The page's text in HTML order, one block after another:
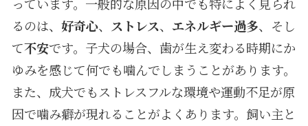
っています。一般的な原因の中でも特によく見られ
るのは、 好奇心、 ストレス、 エネルギー過多、そし
て不安です。子犬の場合、歯が生え変わる時期にか
ゆみを感じて何でも噛んでしまうことがあります。
また、成犬でもストレスフルな環境や運動不足が原
因で噛み癖が現れることがよくあります。飼い主と